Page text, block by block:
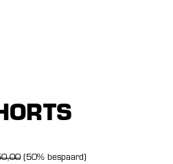
(50% bespaard)